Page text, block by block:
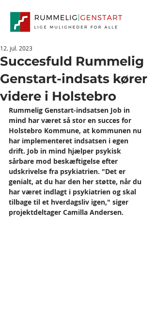
Succesfuld Rummelig
Genstart-indsats kører
videre i Holstebro
12. jul. 2023
Rummelig Genstart-indsatsen Job in
mind har været så stor en succes for
Holstebro Kommune, at kommunen nu
har implementeret indsatsen i egen
drift. Job in mind hjælper psykisk
sårbare mod beskæftigelse efter
udskrivelse fra psykiatrien. "Det er
genialt, at du har den her støtte, når du
har været indlagt i psykiatrien og skal
tilbage til et hverdagsliv igen," siger
projektdeltager Camilla Andersen.